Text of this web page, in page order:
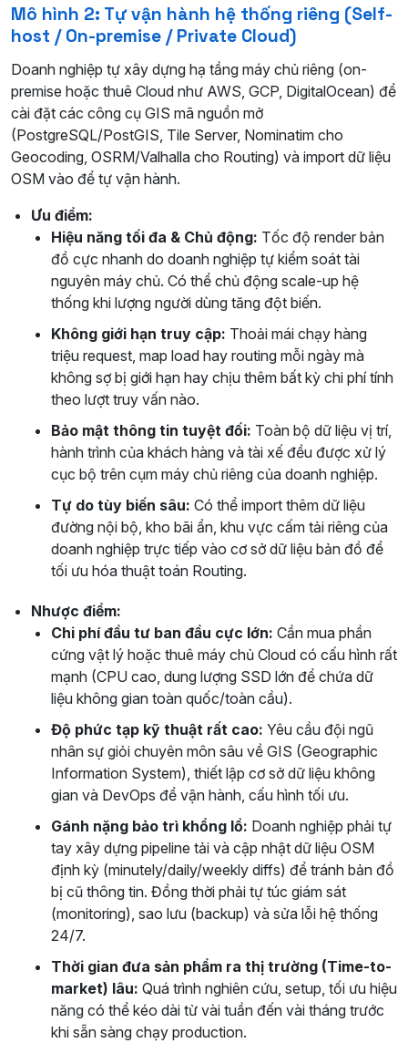
Mô hình 2: Tự vận hành hệ thống riêng (Self-
host / On-premise / Private Cloud)
Doanh nghiệp tự xây dựng hạ tầng máy chủ riêng (on-
premise hoặc thuê Cloud như AWS, GCP, DigitalOcean) để
cài đặt các công cụ GIS mã nguồn mở
(PostgreSQL/PostGIS, Tile Server, Nominatim cho
Geocoding, OSRM/Valhalla cho Routing) và import dữ liệu
OSM vào để tự vận hành.
Ưu điểm:
Hiệu năng tối đa & Chủ động: Tốc độ render bản
đồ cực nhanh do doanh nghiệp tự kiểm soát tài
nguyên máy chủ. Có thể chủ động scale-up hệ
thống khi lượng người dùng tăng đột biến.
Không giới hạn truy cập: Thoải mái chạy hàng
triệu request, map load hay routing mỗi ngày mà
không sợ bị giới hạn hay chịu thêm bất kỳ chi phí tính
theo lượt truy vấn nào.
Bảo mật thông tin tuyệt đối: Toàn bộ dữ liệu vị trí,
hành trình của khách hàng và tài xế đều được xử lý
cục bộ trên cụm máy chủ riêng của doanh nghiệp.
Tự do tùy biến sâu: Có thể import thêm dữ liệu
đường nội bộ, kho bãi ẩn, khu vực cấm tải riêng của
doanh nghiệp trực tiếp vào cơ sở dữ liệu bản đồ để
tối ưu hóa thuật toán Routing.
Nhược điểm:
Chi phí đầu tư ban đầu cực lớn: Cần mua phần
cứng vật lý hoặc thuê máy chủ Cloud có cấu hình rất
mạnh (CPU cao, dung lượng SSD lớn để chứa dữ
liệu không gian toàn quốc/toàn cầu).
Độ phức tạp kỹ thuật rất cao: Yêu cầu đội ngũ
nhân sự giỏi chuyên môn sâu về GIS (Geographic
Information System), thiết lập cơ sở dữ liệu không
gian và DevOps để vận hành, cấu hình tối ưu.
Gánh nặng bảo trì khổng lồ: Doanh nghiệp phải tự
tay xây dựng pipeline tải và cập nhật dữ liệu OSM
định kỳ (minutely/daily/weekly diffs) để tránh bản đồ
bị cũ thông tin. Đồng thời phải tự túc giám sát
(monitoring), sao lưu (backup) và sửa lỗi hệ thống
24/7.
Thời gian đưa sản phẩm ra thị trường (Time-to-
market) lâu: Quá trình nghiên cứu, setup, tối ưu hiệu
năng có thể kéo dài từ vài tuần đến vài tháng trước
khi sẵn sàng chạy production.